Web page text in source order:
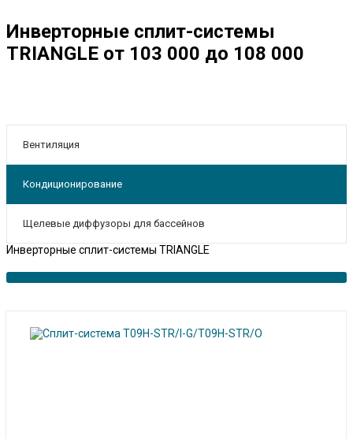
Инверторные сплит-системы
TRIANGLE от 103 000 до 108 000
Вентиляция
Кондиционирование
Щелевые диффузоры для бассейнов
Инверторные сплит-системы TRIANGLE